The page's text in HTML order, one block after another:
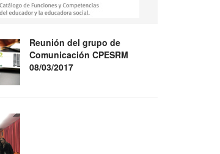
Reunión del grupo de
Comunicación CPESRM
08/03/2017